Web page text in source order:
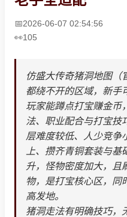
2026-06-07 02:54:56
105
仿盛大传奇猪洞地图（
都绕不开的区域，新手
玩家能蹲点打宝赚金币
法、职业配合与打宝技
层难度较低、人少竞争
上、攒齐青铜套装与
升，怪物密度加大，且
物，是打宝核心区，同
高发地。
猪洞走法有明确技巧，